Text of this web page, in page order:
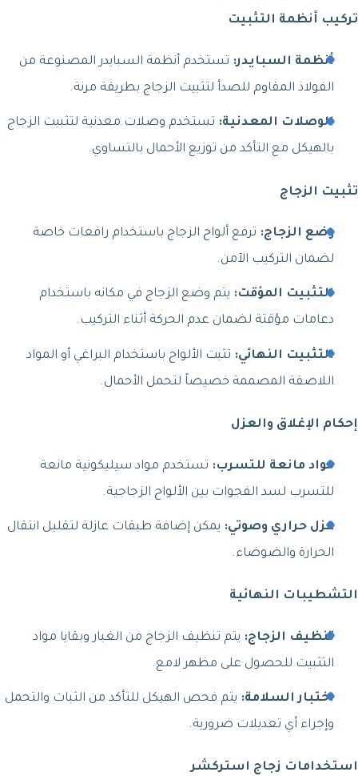
تركيب أنظمة التثبيت
أنظمة السبايدر: تستخدم أنظمة السبايدر المصنوعة من
الفولاذ المقاوم للصدأ لتثبيت الزجاج بطريقة مرنة.
الوصلات المعدنية: تستخدم وصلات معدنية لتثبيت الزجاج
بالهيكل مع التأكد من توزيع الأحمال بالتساوي.
تثبيت الزجاج
وضع الزجاج: ترفع ألواح الزجاج باستخدام رافعات خاصة
لضمان التركيب الآمن.
التثبيت المؤقت: يتم وضع الزجاج في مكانه باستخدام
دعامات مؤقتة لضمان عدم الحركة أثناء التركيب.
التثبيت النهائي: تثبت الألواح باستخدام البراغي أو المواد
اللاصقة المصممة خصيصاً لتحمل الأحمال.
إحكام الإغلاق والعزل
مواد مانعة للتسرب: تستخدم مواد سيليكونية مانعة
للتسرب لسد الفجوات بين الألواح الزجاجية.
عزل حراري وصوتي: يمكن إضافة طبقات عازلة لتقليل انتقال
الحرارة والضوضاء.
التشطيبات النهائية
تنظيف الزجاج: يتم تنظيف الزجاج من الغبار وبقايا مواد
التثبيت للحصول على مظهر لامع.
اختبار السلامة: يتم فحص الهيكل للتأكد من الثبات والتحمل
وإجراء أي تعديلات ضرورية.
استخدامات زجاج استركشر